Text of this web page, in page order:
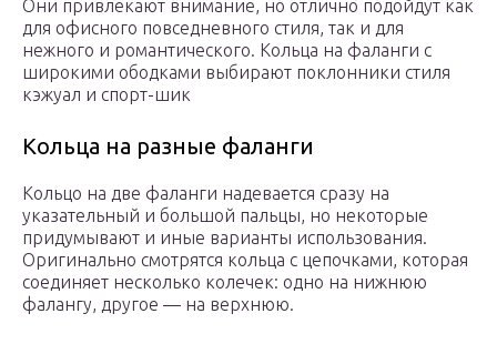
Они привлекают внимание, но отлично подойдут как
для офисного повседневного стиля, так и для
нежного и романтического. Кольца на фаланги с
широкими ободками выбирают поклонники стиля
кэжуал и спорт-шик
Кольца на разные фаланги
Кольцо на две фаланги надевается сразу на
указательный и большой пальцы, но некоторые
придумывают и иные варианты использования.
Оригинально смотрятся кольца с цепочками, которая
соединяет несколько колечек: одно на нижнюю
фалангу, другое — на верхнюю.